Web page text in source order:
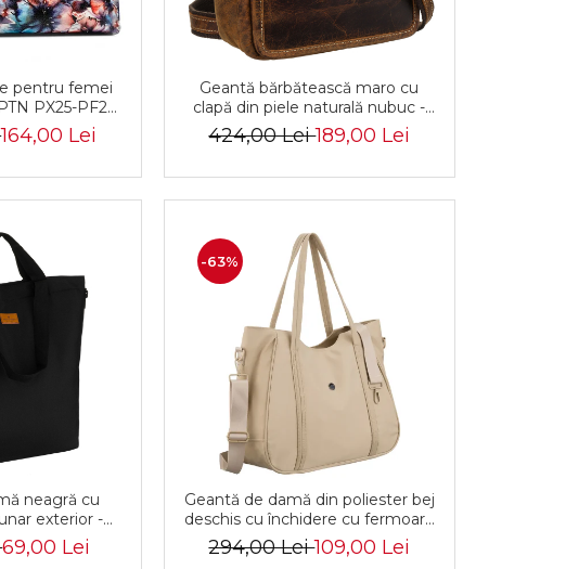
pentru femei
PX25-PF2
164,00 Lei
Geantă bărbătească maro cu
clapă din piele naturală nubuc -
Peterson PTR-PTN 5031-TMH-
5863 TA
424,00 Lei189,00 Lei
neagră cu
exterior -
TZ15605D-
BL
69,00 Lei
-63%
Geantă de damă din poliester bej
deschis cu închidere cu fermoar -
Peterson PTR-PTN CTY-29-2874
ECRU
294,00 Lei109,00 Lei